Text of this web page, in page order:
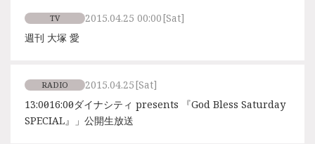
TV 2015.04.25 00:00[Sat]
週刊 大塚 愛
RADIO 2015.04.25[Sat]
13:00〜16:00「ダイナシティ presents 『God Bless Saturday
SPECIAL』」公開生放送